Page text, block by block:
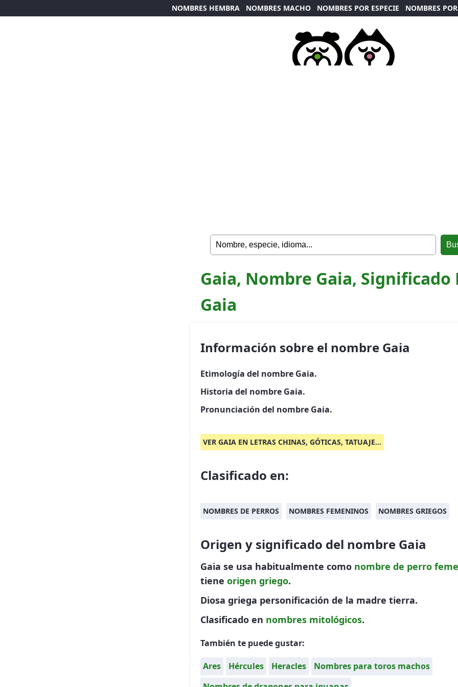
NOMBRES HEMBRA NOMBRES MACHO NOMBRES POR ESPECIE NOMBRES
Gaia, Nombre Gaia, Significado
Gaia
Información sobre el nombre Gaia
Etimología del nombre Gaia.
Historia del nombre Gaia.
Pronunciación del nombre Gaia.
VER GAIA EN LETRAS CHINAS, GÓTICAS, TATUAJE...
Clasificado en:
NOMBRES DE PERROS NOMBRES FEMENINOS NOMBRES GRIEGOS
Origen y significado del nombre Gaia
Gaia se usa habitualmente como nombre de perro
tiene origen griego.
Diosa griega personificación de la madre tierra.
Clasificado en nombres mitológicos.
También te puede gustar:
Ares Hércules Heracles
Nombres para toros machos